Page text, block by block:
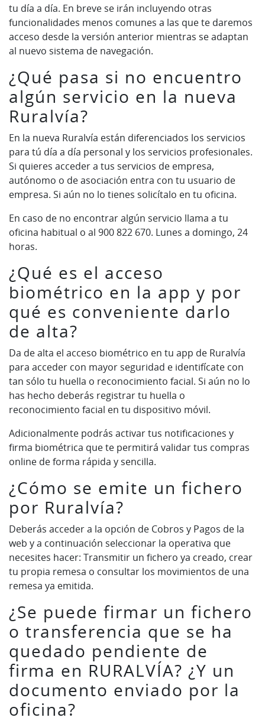
tu día a día. En breve se irán incluyendo otras
funcionalidades menos comunes a las que te daremos
acceso desde la versión anterior mientras se adaptan
al nuevo sistema de navegación.
¿Qué pasa si no encuentro
algún servicio en la nueva
Ruralvía?
En la nueva Ruralvía están diferenciados los servicios
para tú día a día personal y los servicios profesionales.
Si quieres acceder a tus servicios de empresa,
autónomo o de asociación entra con tu usuario de
empresa. Si aún no lo tienes solicítalo en tu oficina.
En caso de no encontrar algún servicio llama a tu
oficina habitual o al 900 822 670. Lunes a domingo, 24
horas.
¿Qué es el acceso
biométrico en la app y por
qué es conveniente darlo
de alta?
Da de alta el acceso biométrico en tu app de Ruralvía
para acceder con mayor seguridad e identifícate con
tan sólo tu huella o reconocimiento facial. Si aún no lo
has hecho deberás registrar tu huella o
reconocimiento facial en tu dispositivo móvil.
Adicionalmente podrás activar tus notificaciones y
firma biométrica que te permitirá validar tus compras
online de forma rápida y sencilla.
¿Cómo se emite un fichero
por Ruralvía?
Deberás acceder a la opción de Cobros y Pagos de la
web y a continuación seleccionar la operativa que
necesites hacer: Transmitir un fichero ya creado, crear
tu propia remesa o consultar los movimientos de una
remesa ya emitida.
¿Se puede firmar un fichero
o transferencia que se ha
quedado pendiente de
firma en RURALVÍA? ¿Y un
documento enviado por la
oficina?